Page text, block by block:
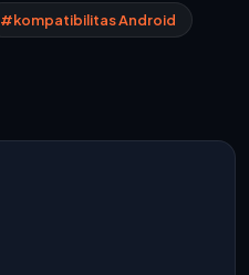
#kompatibilitas Android